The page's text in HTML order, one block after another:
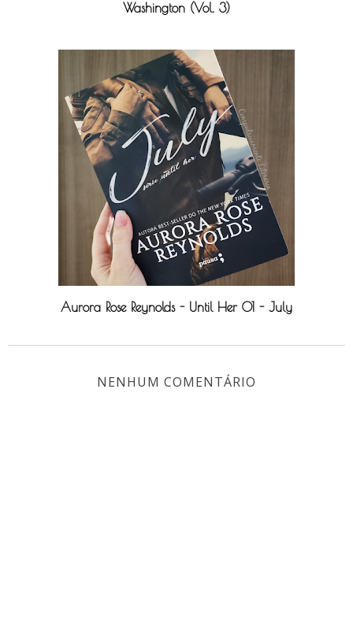
Washington (Vol. 3)
Aurora Rose Reynolds - Until Her 01 - July
NENHUM COMENTÁRIO